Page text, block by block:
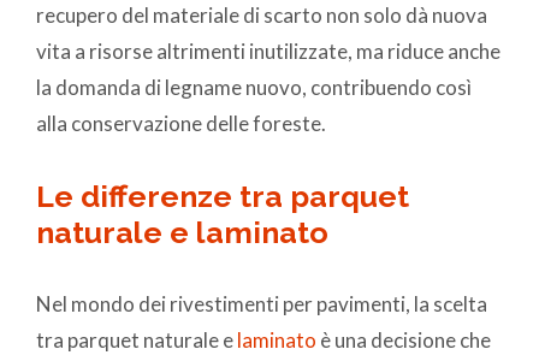
recupero del materiale di scarto non solo dà nuova
vita a risorse altrimenti inutilizzate, ma riduce anche
la domanda di legname nuovo, contribuendo così
alla conservazione delle foreste.
Le differenze tra parquet
naturale e laminato
Nel mondo dei rivestimenti per pavimenti, la scelta
tra parquet naturale elaminato è una decisione che